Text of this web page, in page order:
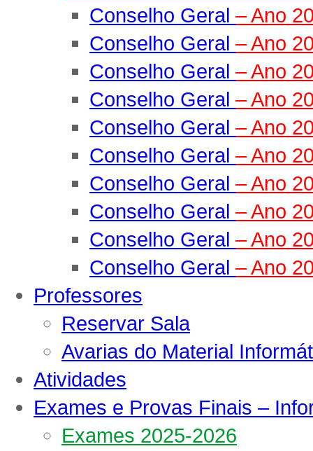
Conselho Geral – Ano
Conselho Geral – Ano
Conselho Geral – Ano
Conselho Geral – Ano
Conselho Geral – Ano
Conselho Geral – Ano
Conselho Geral – Ano
Conselho Geral – Ano
Conselho Geral – Ano
Conselho Geral – Ano
Professores
Reservar Sala
Avarias do Material
Atividades
Exames e Provas Finais –
Exames 2025-2026